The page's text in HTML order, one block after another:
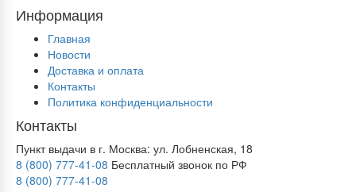
Информация
Главная
Новости
Доставка и оплата
Контакты
Политика конфиденциальности
Контакты
Пункт выдачи в г. Москва: ул. Лобненская, 18
8 (800) 777-41-08 Бесплатный звонок по РФ
8 (800) 777-41-08